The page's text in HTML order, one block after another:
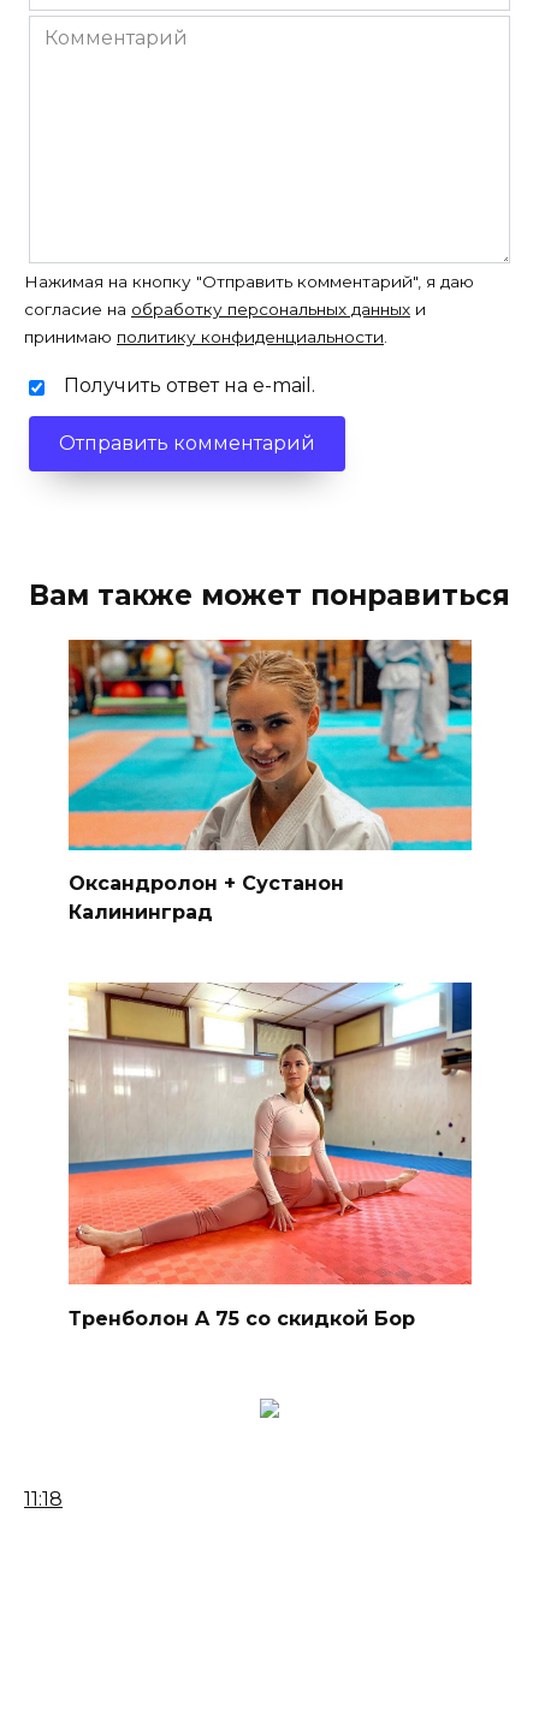
*
Комментарий
Нажимая на кнопку "Отправить комментарий", я даю
согласие на обработку персональных данных и
принимаю политику конфиденциальности.
Получить ответ на e-mail.
Вам также может понравиться
Оксандролон + Сустанон
Калининград
Тренболон A 75 со скидкой Бор
11:18